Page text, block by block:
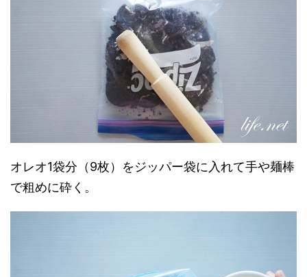
オレオ1袋分（9枚）をジッパー袋に入れて手や麺棒
で粗めに砕く。